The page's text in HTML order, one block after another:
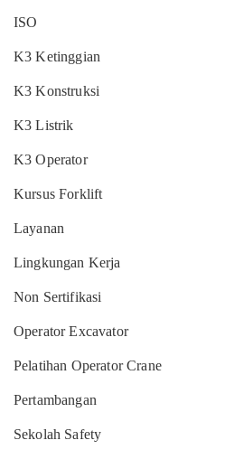
ISO
K3 Ketinggian
K3 Konstruksi
K3 Listrik
K3 Operator
Kursus Forklift
Layanan
Lingkungan Kerja
Non Sertifikasi
Operator Excavator
Pelatihan Operator Crane
Pertambangan
Sekolah Safety